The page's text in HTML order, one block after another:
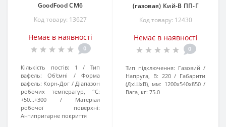
GoodFood CM6
Код товару: 13627
Немає в наявності
0
Кількість постів: 1
Тип
вафель:
Об'ємні
Форма
вафель: Корн-Дог
Діапазон
робочих температур, °C:
+50...+300
Матеріал
робочої поверхні:
Антипригарне покриття
(газовая) Кий-В ПП-Г
Код товару: 12430
Немає в наявності
0
Тип підключення: Газовий
Напруга, В: 220
Габарити
(ДхШхВ), мм: 1200x540x850
Вага, кг: 75.0